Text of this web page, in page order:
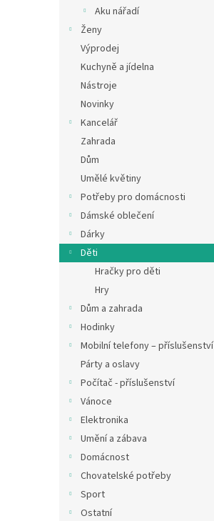
Aku nářadí
Ženy
Výprodej
Kuchyně a jídelna
Nástroje
Novinky
Kancelář
Zahrada
Dům
Umělé květiny
Potřeby pro domácnosti
Dámské oblečení
Dárky
Děti
Hračky pro děti
Hry
Dům a zahrada
Hodinky
Mobilní telefony – příslušenství
Párty a oslavy
Počítač - příslušenství
Vánoce
Elektronika
Umění a zábava
Domácnost
Chovatelské potřeby
Sport
Ostatní